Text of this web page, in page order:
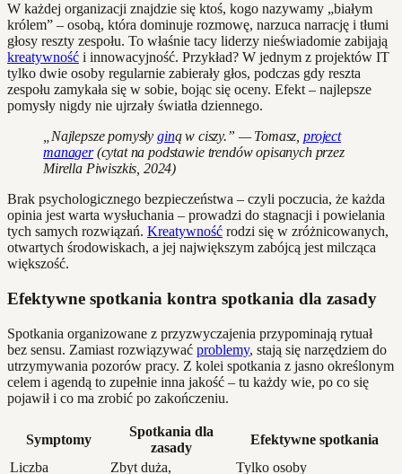
W każdej organizacji znajdzie się ktoś, kogo nazywamy „białym
królem” – osobą, która dominuje rozmowę, narzuca narrację i tłumi
głosy reszty zespołu. To właśnie tacy liderzy nieświadomie zabijają
kreatywność i innowacyjność. Przykład? W jednym z projektów IT
tylko dwie osoby regularnie zabierały głos, podczas gdy reszta
zespołu zamykała się w sobie, bojąc się oceny. Efekt – najlepsze
pomysły nigdy nie ujrzały światła dziennego.
„Najlepsze pomysły giną w ciszy.” — Tomasz, project
manager(cytat na podstawie trendów opisanych przez
Mirella Piwiszkis, 2024)
Brak psychologicznego bezpieczeństwa – czyli poczucia, że każda
opinia jest warta wysłuchania – prowadzi do stagnacji i powielania
tych samych rozwiązań. Kreatywność rodzi się w zróżnicowanych,
otwartych środowiskach, a jej największym zabójcą jest milcząca
większość.
Efektywne spotkania kontra spotkania dla zasady
Spotkania organizowane z przyzwyczajenia przypominają rytuał
bez sensu. Zamiast rozwiązywać problemy, stają się narzędziem do
utrzymywania pozorów pracy. Z kolei spotkania z jasno określonym
celem i agendą to zupełnie inna jakość – tu każdy wie, po co się
pojawił i co ma zrobić po zakończeniu.
Symptomy
Spotkania dla
zasady
Efektywne spotkania
Liczba
Zbyt duża, Tylko osoby